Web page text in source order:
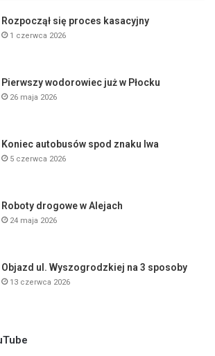
Rozpoczął się proces kasacyjny
1 czerwca 2026
Pierwszy wodorowiec już w Płocku
26 maja 2026
Koniec autobusów spod znaku lwa
5 czerwca 2026
Roboty drogowe w Alejach
24 maja 2026
Objazd ul. Wyszogrodzkiej na 3 sposoby
13 czerwca 2026